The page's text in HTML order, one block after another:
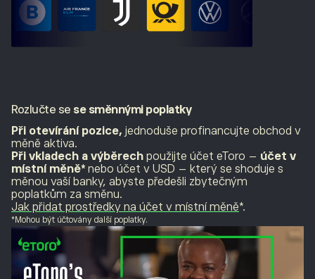
Rozlučte se se směnnými poplatky
Při otevírání pozice, jednoduše profinancujte obchod v
měně aktiva.
Při vkladech a výběrech použijte účet eToro – účet v
místní měně* nebo účet v USD – který se shoduje s
měnou vaší banky, abyste předešli zbytečným
poplatkům za směnu.
Jak přidat prostředky na účet v místní měně*.
*Mohou být účtovány další poplatky.